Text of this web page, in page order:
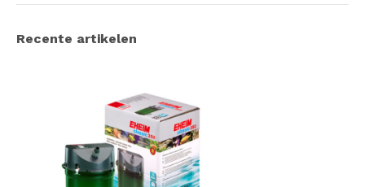
Recente artikelen